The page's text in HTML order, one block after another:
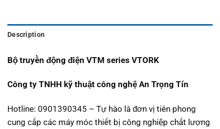
Description
Bộ truyền động điện VTM series VTORK
Công ty TNHH kỹ thuật công nghệ An Trọng Tín
Hotline: 0901390345 – Tự hào là đơn vị tiên phong
cung cấp các máy móc thiết bị công nghiệp chất lượng